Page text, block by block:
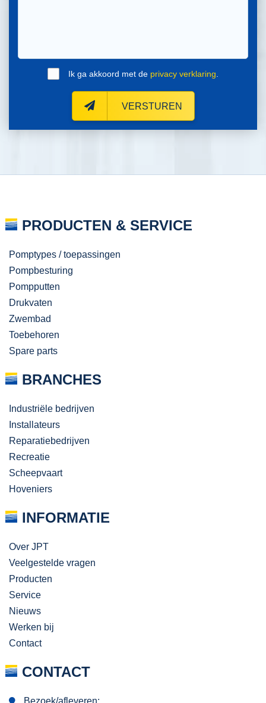
Ik ga akkoord met de privacy verklaring
VERSTUREN
PRODUCTEN & SERVICE
Pomptypes / toepassingen
Pompbesturing
Pompputten
Drukvaten
Zwembad
Toebehoren
Spare parts
BRANCHES
Industriële bedrijven
Installateurs
Reparatiebedrijven
Recreatie
Scheepvaart
Hoveniers
INFORMATIE
Over JPT
Veelgestelde vragen
Producten
Service
Nieuws
Werken bij
Contact
CONTACT
Bezoek/afleveren: